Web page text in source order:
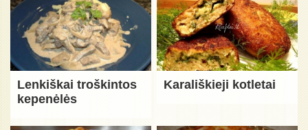
Lenkiškai troškintos
kepenėlės
Karališkieji kotletai